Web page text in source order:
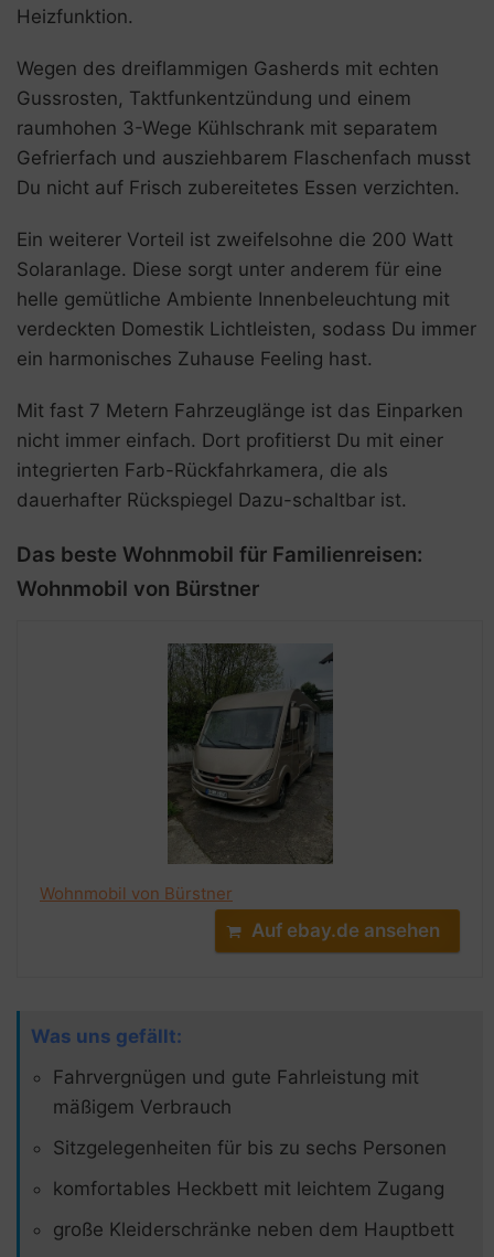
Heizfunktion.
Wegen des dreiflammigen Gasherds mit echten
Gussrosten, Taktfunkentzündung und einem
raumhohen 3-Wege Kühlschrank mit separatem
Gefrierfach und ausziehbarem Flaschenfach musst
Du nicht auf Frisch zubereitetes Essen verzichten.
Ein weiterer Vorteil ist zweifelsohne die 200 Watt
Solaranlage. Diese sorgt unter anderem für eine
helle gemütliche Ambiente Innenbeleuchtung mit
verdeckten Domestik Lichtleisten, sodass Du immer
ein harmonisches Zuhause Feeling hast.
Mit fast 7 Metern Fahrzeuglänge ist das Einparken
nicht immer einfach. Dort profitierst Du mit einer
integrierten Farb-Rückfahrkamera, die als
dauerhafter Rückspiegel Dazu-schaltbar ist.
Das beste Wohnmobil für Familienreisen:
Wohnmobil von Bürstner
Wohnmobil von Bürstner
Auf ebay.de ansehen
Was uns gefällt:
Fahrvergnügen und gute Fahrleistung mit
mäßigem Verbrauch
Sitzgelegenheiten für bis zu sechs Personen
komfortables Heckbett mit leichtem Zugang
große Kleiderschränke neben dem Hauptbett